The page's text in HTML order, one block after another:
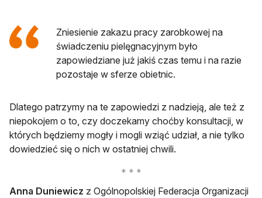
Zniesienie zakazu pracy zarobkowej na
świadczeniu pielęgnacyjnym było
zapowiedziane już jakiś czas temu i na razie
pozostaje w sferze obietnic.
Dlatego patrzymy na te zapowiedzi z nadzieją, ale też z
niepokojem o to, czy doczekamy choćby konsultacji, w
których będziemy mogły i mogli wziąć udział, a nie tylko
dowiedzieć się o nich w ostatniej chwili.
Anna Duniewicz z Ogólnopolskiej Federacja Organizacji